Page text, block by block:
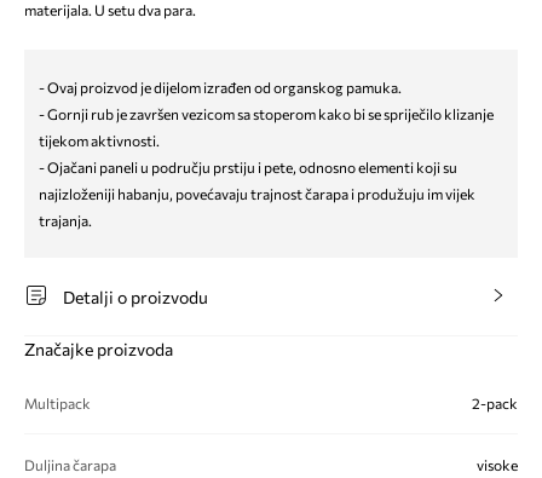
materijala. U setu dva para.
- Ovaj proizvod je dijelom izrađen od organskog pamuka.
- Gornji rub je završen vezicom sa stoperom kako bi se spriječilo klizanje
tijekom aktivnosti.
- Ojačani paneli u području prstiju i pete, odnosno elementi koji su
najizloženiji habanju, povećavaju trajnost čarapa i produžuju im vijek
trajanja.
Detalji o proizvodu
Značajke proizvoda
Multipack 2-pack
Duljina čarapa visoke